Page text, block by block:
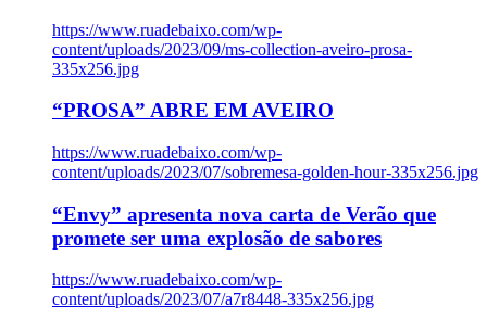
https://www.ruadebaixo.com/wp-
content/uploads/2023/09/ms-collection-aveiro-prosa-
335x256.jpg
“PROSA” ABRE EM AVEIRO
https://www.ruadebaixo.com/wp-
content/uploads/2023/07/sobremesa-golden-hour-335x256.jpg
“Envy” apresenta nova carta de Verão que
promete ser uma explosão de sabores
https://www.ruadebaixo.com/wp-
content/uploads/2023/07/a7r8448-335x256.jpg